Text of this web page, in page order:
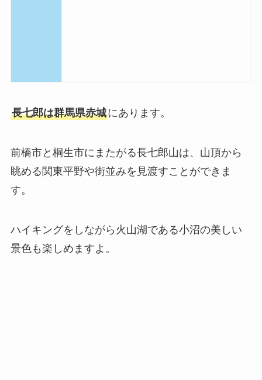
長七郎は群馬県赤城にあります。
前橋市と桐生市にまたがる長七郎山は、山頂から
眺める関東平野や街並みを見渡すことができま
す。
ハイキングをしながら火山湖である小沼の美しい
景色も楽しめますよ。